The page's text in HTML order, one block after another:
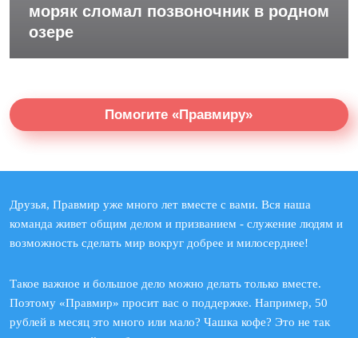
моряк сломал позвоночник в родном
озере
Помогите «Правмиру»
Друзья, Правмир уже много лет вместе с вами. Вся наша
команда живет общим делом и призванием - служение людям и
возможность сделать мир вокруг добрее и милосерднее!
Такое важное и большое дело можно делать только вместе.
Поэтому «Правмир» просит вас о поддержке. Например, 50
рублей в месяц это много или мало? Чашка кофе? Это не так